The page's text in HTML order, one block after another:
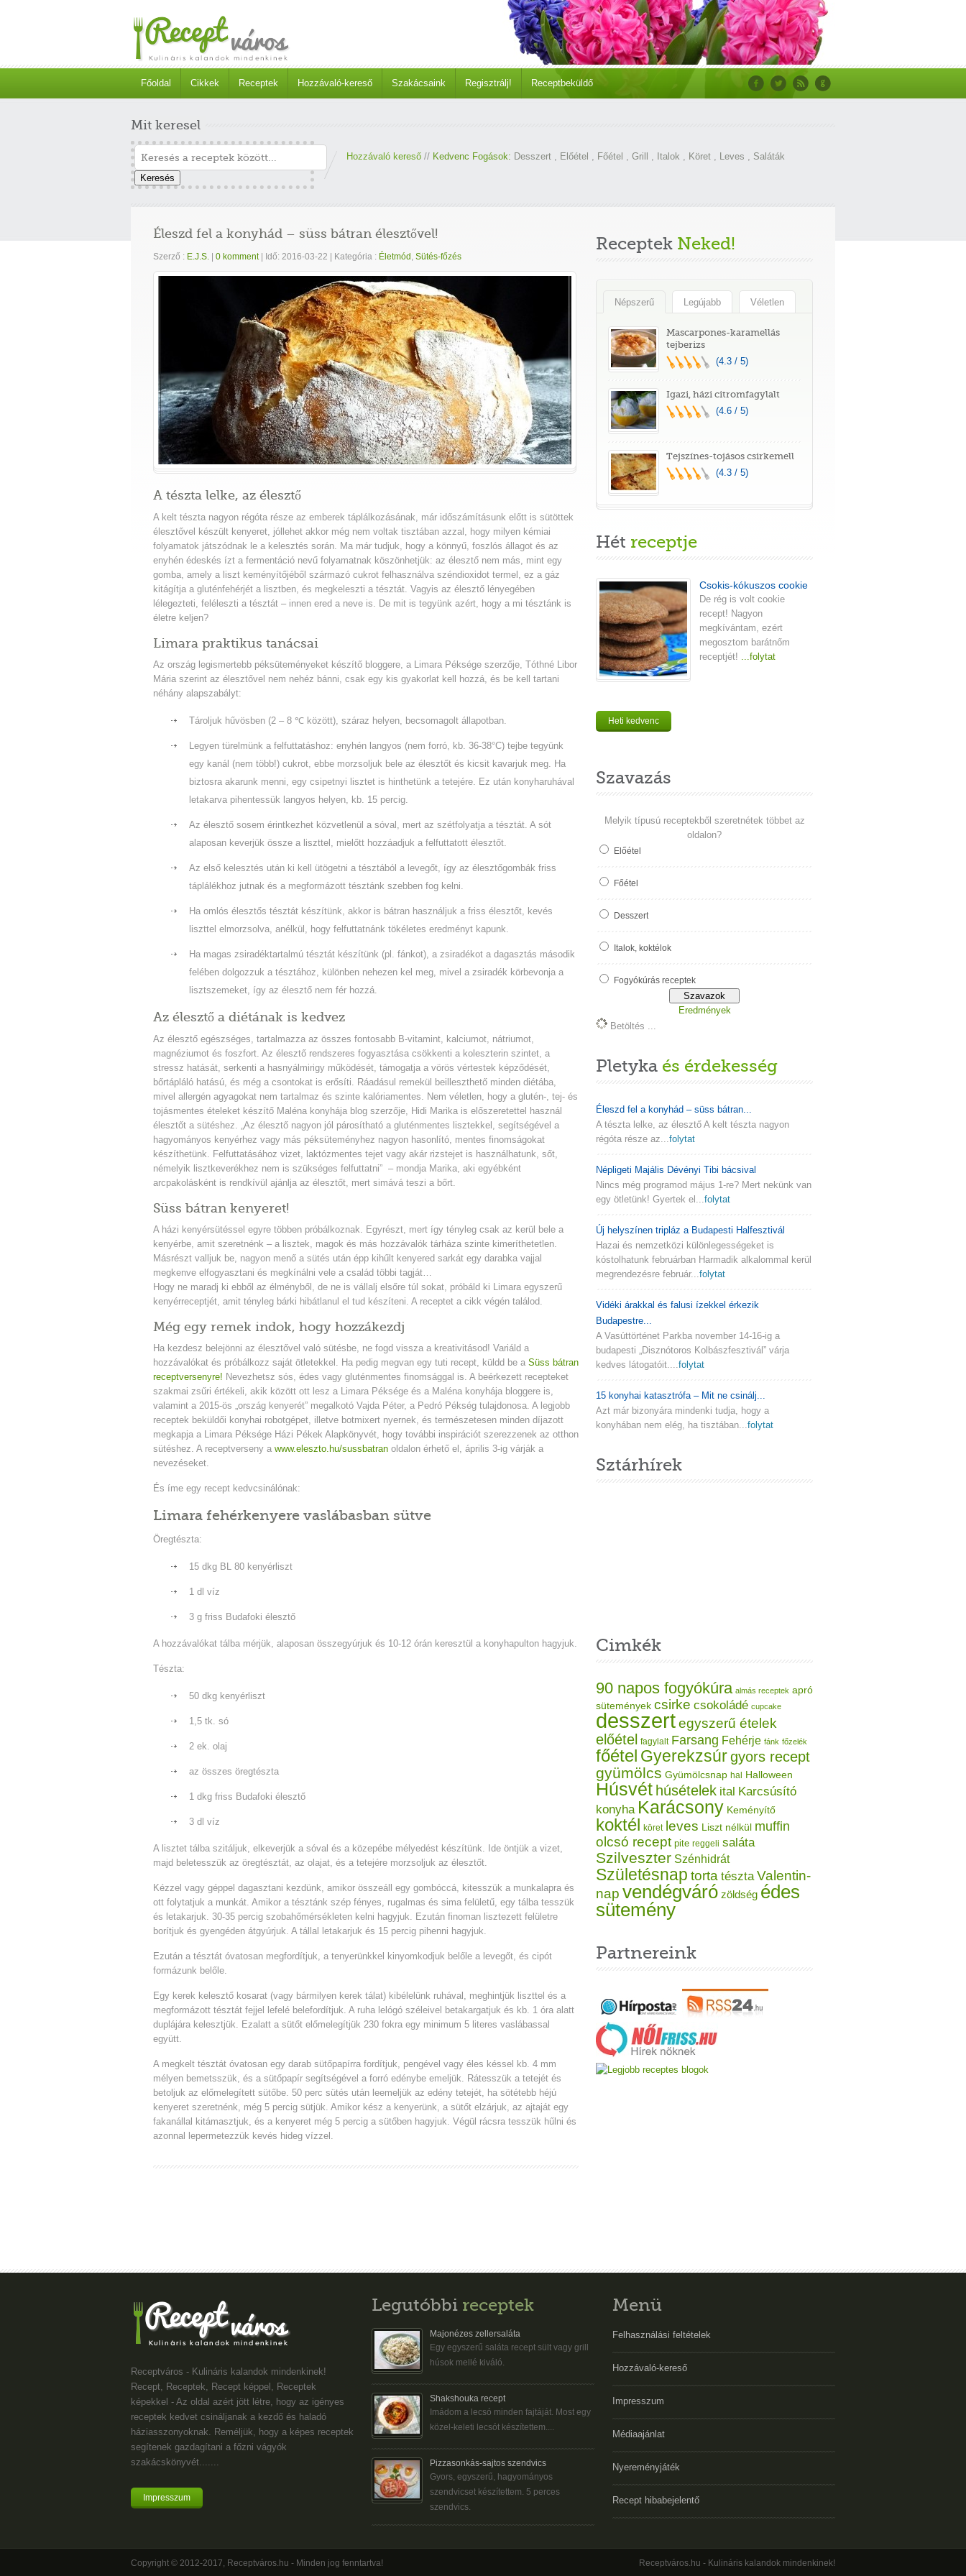
Főoldal Cikkek Receptek Hozzávaló-kereső Szakácsaink Regisztrálj! Receptbeküldő
Mit keresel
Keresés
Hozzávaló kereső // Kedvenc Fogások: Desszert , Előétel , Főétel , Grill , Italok , Köret , Leves , Saláták
Éleszd fel a konyhád – süss bátran élesztővel!
Szerző : E.J.S. 0 komment Idő: 2016-03-22 Kategória : Életmód , Sütés-főzés
A tészta lelke, az élesztő
A kelt tészta nagyon régóta része az emberek táplálkozásának, már időszámításunk előtt is sütöttek
élesztővel készült kenyeret, jóllehet akkor még nem voltak tisztában azzal, hogy milyen kémiai
folyamatok játszódnak le a kelesztés során. Ma már tudjuk, hogy a könnyű, foszlós állagot és az
enyhén édeskés ízt a fermentáció nevű folyamatnak köszönhetjük: az élesztő nem más, mint egy
gomba, amely a liszt keményítőjéből származó cukrot felhasználva széndioxidot termel, ez a gáz
kitágítja a gluténfehérjét a lisztben, és megkeleszti a tésztát. Vagyis az élesztő lényegében
lélegezteti, feléleszti a tésztát – innen ered a neve is. De mit is tegyünk azért, hogy a mi tésztánk is
életre keljen?
Limara praktikus tanácsai
Az ország legismertebb péksüteményeket készítő bloggere, a Limara Péksége szerzője, Tóthné Libor
Mária szerint az élesztővel nem nehéz bánni, csak egy kis gyakorlat kell hozzá, és be kell tartani
néhány alapszabályt:
Tároljuk hűvösben (2 – 8 ℃ között), száraz helyen, becsomagolt állapotban.
Legyen türelmünk a felfuttatáshoz: enyhén langyos (nem forró, kb. 36-38°C) tejbe tegyünk
egy kanál (nem több!) cukrot, ebbe morzsoljuk bele az élesztőt és kicsit kavarjuk meg. Ha
biztosra akarunk menni, egy csipetnyi lisztet is hinthetünk a tetejére. Ez után konyharuhával
letakarva pihentessük langyos helyen, kb. 15 percig.
Az élesztő sosem érintkezhet közvetlenül a sóval, mert az szétfolyatja a tésztát. A sót
alaposan keverjük össze a liszttel, mielőtt hozzáadjuk a felfuttatott élesztőt.
Az első kelesztés után ki kell ütögetni a tésztából a levegőt, így az élesztőgombák friss
táplálékhoz jutnak és a megformázott tésztánk szebben fog kelni.
Ha omlós élesztős tésztát készítünk, akkor is bátran használjuk a friss élesztőt, kevés
liszttel elmorzsolva, anélkül, hogy felfuttatnánk tökéletes eredményt kapunk.
Ha magas zsiradéktartalmú tésztát készítünk (pl. fánkot), a zsiradékot a dagasztás második
felében dolgozzuk a tésztához, különben nehezen kel meg, mivel a zsiradék körbevonja a
lisztszemeket, így az élesztő nem fér hozzá.
Az élesztő a diétának is kedvez
Az élesztő egészséges, tartalmazza az összes fontosabb B-vitamint, kalciumot, nátriumot,
magnéziumot és foszfort. Az élesztő rendszeres fogyasztása csökkenti a koleszterin szintet, a
stressz hatását, serkenti a hasnyálmirigy működését, támogatja a vörös vértestek képződését,
bőrtápláló hatású, és még a csontokat is erősíti. Ráadásul remekül beilleszthető minden diétába,
mivel allergén agyagokat nem tartalmaz és szinte kalóriamentes. Nem véletlen, hogy a glutén-, tej- és
tojásmentes ételeket készítő Maléna konyhája blog szerzője, Hidi Marika is előszeretettel használ
élesztőt a sütéshez. „Az élesztő nagyon jól párosítható a gluténmentes lisztekkel, segítségével a
hagyományos kenyérhez vagy más péksüteményhez nagyon hasonlító, mentes finomságokat
készíthetünk. Felfuttatásához vizet, laktózmentes tejet vagy akár rizstejet is használhatunk, sőt,
némelyik lisztkeverékhez nem is szükséges felfuttatni” – mondja Marika, aki egyébként
arcpakolásként is rendkívül ajánlja az élesztőt, mert simává teszi a bőrt.
Süss bátran kenyeret!
A házi kenyérsütéssel egyre többen próbálkoznak. Egyrészt, mert így tényleg csak az kerül bele a
kenyérbe, amit szeretnénk – a lisztek, magok és más hozzávalók tárháza szinte kimeríthetetlen.
Másrészt valljuk be, nagyon menő a sütés után épp kihűlt kenyered sarkát egy darabka vajjal
megkenve elfogyasztani és megkínálni vele a család többi tagját…
Hogy ne maradj ki ebből az élményből, de ne is vállalj elsőre túl sokat, próbáld ki Limara egyszerű
kenyérreceptjét, amit tényleg bárki hibátlanul el tud készíteni. A receptet a cikk végén találod.
Még egy remek indok, hogy hozzákezdj
Ha kezdesz belejönni az élesztővel való sütésbe, ne fogd vissza a kreativitásod! Variáld a
hozzávalókat és próbálkozz saját ötletekkel. Ha pedig megvan egy tuti recept, küldd be a Süss bátran
receptversenyre! Nevezhetsz sós, édes vagy gluténmentes finomsággal is. A beérkezett recepteket
szakmai zsűri értékeli, akik között ott lesz a Limara Péksége és a Maléna konyhája bloggere is,
valamint a 2015-ös „ország kenyerét” megalkotó Vajda Péter, a Pedró Pékség tulajdonosa. A legjobb
receptek beküldői konyhai robotgépet, illetve botmixert nyernek, és természetesen minden díjazott
megkapja a Limara Péksége Házi Pékek Alapkönyvét, hogy további inspirációt szerezzenek az otthon
sütéshez. A receptverseny a www.eleszto.hu/sussbatran oldalon érhető el, április 3-ig várják a
nevezéseket.
És íme egy recept kedvcsinálónak:
Limara fehérkenyere vaslábasban sütve
Öregtészta:
15 dkg BL 80 kenyérliszt
1 dl víz
3 g friss Budafoki élesztő
A hozzávalókat tálba mérjük, alaposan összegyúrjuk és 10-12 órán keresztül a konyhapulton hagyjuk.
Tészta:
50 dkg kenyérliszt
1,5 tk. só
2 ek. olaj
az összes öregtészta
1 dkg friss Budafoki élesztő
3 dl víz
A lisztet tálba szitáljuk, elkeverjük a sóval és a közepébe mélyedést készítünk. Ide öntjük a vizet,
majd beletesszük az öregtésztát, az olajat, és a tetejére morzsoljuk az élesztőt.
Kézzel vagy géppel dagasztani kezdünk, amikor összeáll egy gombóccá, kitesszük a munkalapra és
ott folytatjuk a munkát. Amikor a tésztánk szép fényes, rugalmas és sima felületű, egy tálba tesszük
és letakarjuk. 30-35 percig szobahőmérsékleten kelni hagyjuk. Ezután finoman lisztezett felületre
borítjuk és gyengéden átgyúrjuk. A tállal letakarjuk és 15 percig pihenni hagyjuk.
Ezután a tésztát óvatosan megfordítjuk, a tenyerünkkel kinyomkodjuk belőle a levegőt, és cipót
formázunk belőle.
Egy kerek kelesztő kosarat (vagy bármilyen kerek tálat) kibélelünk ruhával, meghintjük liszttel és a
megformázott tésztát fejjel lefelé belefordítjuk. A ruha lelógó széleivel betakargatjuk és kb. 1 óra alatt
duplájára kelesztjük. Ezalatt a sütőt előmelegítjük 230 fokra egy minimum 5 literes vaslábassal
együtt.
A megkelt tésztát óvatosan egy darab sütőpapírra fordítjuk, pengével vagy éles késsel kb. 4 mm
mélyen bemetsszük, és a sütőpapír segítségével a forró edénybe emeljük. Rátesszük a tetejét és
betoljuk az előmelegített sütőbe. 50 perc sütés után leemeljük az edény tetejét, ha sötétebb héjú
kenyeret szeretnénk, még 5 percig sütjük. Amikor kész a kenyerünk, a sütőt elzárjuk, az ajtaját egy
fakanállal kitámasztjuk, és a kenyeret még 5 percig a sütőben hagyjuk. Végül rácsra tesszük hűlni és
azonnal lepermetezzük kevés hideg vízzel.
Receptek Neked!
Népszerű Legújabb Véletlen
Mascarpones-karamellás
tejberizs
(4.3 / 5)
Igazi, házi citromfagylalt
(4.6 / 5)
Tejszínes-tojásos csirkemell
(4.3 / 5)
Hét receptje
Csokis-kókuszos cookie
De rég is volt cookie
recept! Nagyon
megkívántam, ezért
megosztom barátnőm
receptjét! ...folytat
Heti kedvenc
Szavazás
Melyik típusú receptekből szeretnétek többet az
oldalon?
Előétel
Főétel
Desszert
Italok, koktélok
Fogyókúrás receptek
Eredmények
Betöltés ...
Pletyka és érdekesség
Éleszd fel a konyhád – süss bátran...
A tészta lelke, az élesztő A kelt tészta nagyon
régóta része az...folytat
Népligeti Majális Dévényi Tibi bácsival
Nincs még programod május 1-re? Mert nekünk van
egy ötletünk! Gyertek el...folytat
Új helyszínen tripláz a Budapesti Halfesztivál
Hazai és nemzetközi különlegességeket is
kóstolhatunk februárban Harmadik alkalommal kerül
megrendezésre február...folytat
Vidéki árakkal és falusi ízekkel érkezik
Budapestre...
A Vasúttörténet Parkba november 14-16-ig a
budapesti „Disznótoros Kolbászfesztivál” várja
kedves látogatóit....folytat
15 konyhai katasztrófa – Mit ne csinálj...
Azt már bizonyára mindenki tudja, hogy a
konyhában nem elég, ha tisztában...folytat
Sztárhírek
Cimkék
90 napos fogyókúra almás receptek apró
sütemények csirke csokoládé cupcake
desszertegyszerű ételek
előétel fagylalt Farsang Fehérje fánk főzelék
főétel Gyerekzsúrgyors recept
gyümölcs Gyümölcsnap hal Halloween
Húsvét húsételek ital Karcsúsító
konyha Karácsony Keményítő
koktél köret leves Liszt nélkül muffin
olcsó recept pite reggeli saláta
Szilveszter Szénhidrát
Születésnap torta tészta Valentin-
nap vendégváró zöldség édes
sütemény
Partnereink
Receptváros - Kulináris kalandok mindenkinek!
Recept, Receptek, Recept képpel, Receptek
képekkel - Az oldal azért jött létre, hogy az igényes
receptek kedvet csináljanak a kezdő és haladó
háziasszonyoknak. Reméljük, hogy a képes receptek
segítenek gazdagítani a főzni vágyók
szakácskönyvét.......
Impresszum
Legutóbbi receptek
Majonézes zellersaláta
Egy egyszerű saláta recept sült vagy grill
húsok mellé kiváló.
Shakshouka recept
Imádom a lecsó minden fajtáját. Most egy
közel-keleti lecsót készítettem....
Pizzasonkás-sajtos szendvics
Gyors, egyszerű, hagyományos
szendvicset készítettem. 5 perces
szendvics.
Menü
Felhasználási feltételek
Hozzávaló-kereső
Impresszum
Médiaajánlat
Nyereményjáték
Recept hibabejelentő
Copyright © 2012-2017, Receptváros.hu - Minden jog fenntartva! Receptváros.hu - Kulináris kalandok mindenkinek!